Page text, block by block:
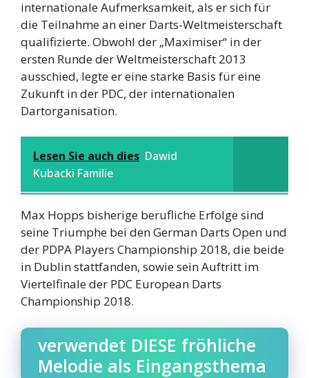
internationale Aufmerksamkeit, als er sich für
die Teilnahme an einer Darts-Weltmeisterschaft
qualifizierte. Obwohl der „Maximiser“ in der
ersten Runde der Weltmeisterschaft 2013
ausschied, legte er eine starke Basis für eine
Zukunft in der PDC, der internationalen
Dartorganisation.
Lesen Sie auch dies Dawid
Kubacki Familie
Max Hopps bisherige berufliche Erfolge sind
seine Triumphe bei den German Darts Open und
der PDPA Players Championship 2018, die beide
in Dublin stattfanden, sowie sein Auftritt im
Viertelfinale der PDC European Darts
Championship 2018.
verwendet DIESE fröhliche
Melodie als Eingangsthema